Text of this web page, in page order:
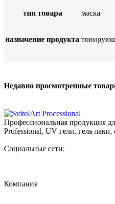
тип товара маска
назначение продукта
Недавно просмотренные
Профессиональная продукция
Professional, UV гели, гель
Социальные сети:
Компания